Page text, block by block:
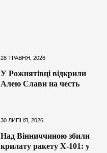
28 ТРАВНЯ, 2026
У Рожнятівці відкрили
Алею Слави на честь
30 ЛИПНЯ, 2026
Над Вінниччиною збили
крилату ракету Х-101: у